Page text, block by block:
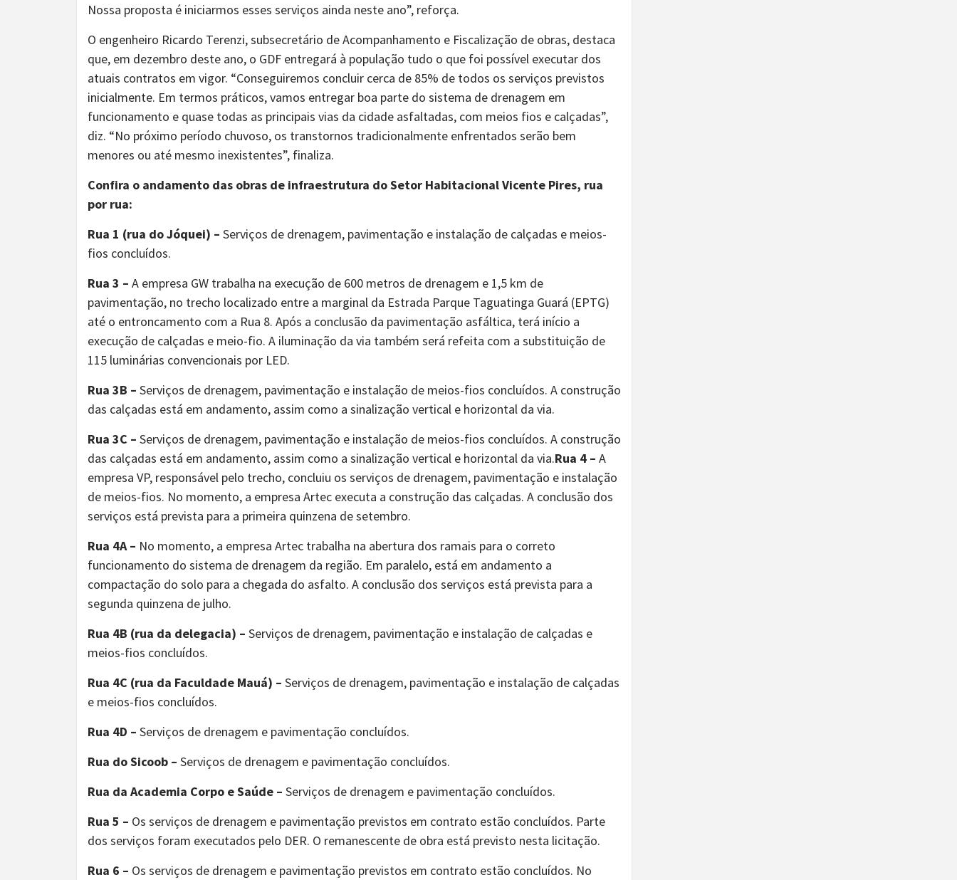
Nossa proposta é iniciarmos esses serviços ainda neste ano”, reforça.
O engenheiro Ricardo Terenzi, subsecretário de Acompanhamento e Fiscalização de obras, destaca
que, em dezembro deste ano, o GDF entregará à população tudo o que foi possível executar dos
atuais contratos em vigor. “Conseguiremos concluir cerca de 85% de todos os serviços previstos
inicialmente. Em termos práticos, vamos entregar boa parte do sistema de drenagem em
funcionamento e quase todas as principais vias da cidade asfaltadas, com meios fios e calçadas”,
diz. “No próximo período chuvoso, os transtornos tradicionalmente enfrentados serão bem
menores ou até mesmo inexistentes”, finaliza.
Confira o andamento das obras de infraestrutura do Setor Habitacional Vicente Pires, rua
por rua:
Rua 1 (rua do Jóquei) – Serviços de drenagem, pavimentação e instalação de calçadas e meios-
fios concluídos.
Rua 3 – A empresa GW trabalha na execução de 600 metros de drenagem e 1,5 km de
pavimentação, no trecho localizado entre a marginal da Estrada Parque Taguatinga Guará (EPTG)
até o entroncamento com a Rua 8. Após a conclusão da pavimentação asfáltica, terá início a
execução de calçadas e meio-fio. A iluminação da via também será refeita com a substituição de
115 luminárias convencionais por LED.
Rua 3B – Serviços de drenagem, pavimentação e instalação de meios-fios concluídos. A construção
das calçadas está em andamento, assim como a sinalização vertical e horizontal da via.
Rua 3C – Serviços de drenagem, pavimentação e instalação de meios-fios concluídos. A construção
das calçadas está em andamento, assim como a sinalização vertical e horizontal da via.Rua 4 – A
empresa VP, responsável pelo trecho, concluiu os serviços de drenagem, pavimentação e instalação
de meios-fios. No momento, a empresa Artec executa a construção das calçadas. A conclusão dos
serviços está prevista para a primeira quinzena de setembro.
Rua 4A – No momento, a empresa Artec trabalha na abertura dos ramais para o correto
funcionamento do sistema de drenagem da região. Em paralelo, está em andamento a
compactação do solo para a chegada do asfalto. A conclusão dos serviços está prevista para a
segunda quinzena de julho.
Rua 4B (rua da delegacia) – Serviços de drenagem, pavimentação e instalação de calçadas e
meios-fios concluídos.
Rua 4C (rua da Faculdade Mauá) – Serviços de drenagem, pavimentação e instalação de calçadas
e meios-fios concluídos.
Rua 4D – Serviços de drenagem e pavimentação concluídos.
Rua do Sicoob – Serviços de drenagem e pavimentação concluídos.
Rua da Academia Corpo e Saúde – Serviços de drenagem e pavimentação concluídos.
Rua 5 – Os serviços de drenagem e pavimentação previstos em contrato estão concluídos. Parte
dos serviços foram executados pelo DER. O remanescente de obra está previsto nesta licitação.
Rua 6 – Os serviços de drenagem e pavimentação previstos em contrato estão concluídos. No